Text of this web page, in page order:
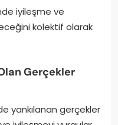
iyileşme ve
kolektif olarak
Gerçekler
yankılanan gerçekler